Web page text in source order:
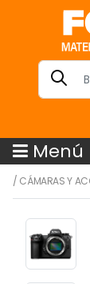
Menú
/ CÁMARAS Y